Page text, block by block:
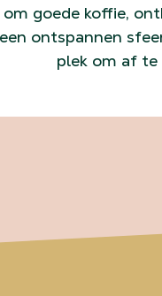
om goede koffie,
een ontspannen
plek om af te